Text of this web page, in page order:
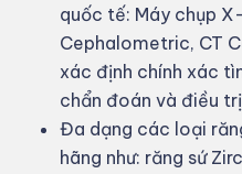
quốc tế: Máy chụp
Cephalometric, CT
xác định chính xác
chẩn đoán và điều
Đa dạng các loại
hãng như: răng sứ